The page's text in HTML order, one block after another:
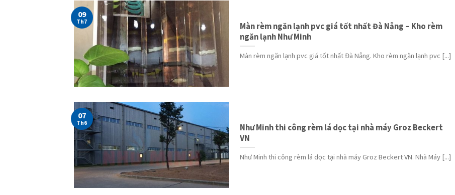
Màn rèm ngăn lạnh pvc giá tốt nhất Đà Nẵng – Kho rèm
ngăn lạnh Như Minh
Màn rèm ngăn lạnh pvc giá tốt nhất Đà Nẵng. Kho rèm ngăn lạnh pvc [...]
09
Th7
Như Minh thi công rèm lá dọc tại nhà máy Groz Beckert
VN
Như Minh thi công rèm lá dọc tại nhà máy Groz Beckert VN. Nhà Máy [...]
07
Th6